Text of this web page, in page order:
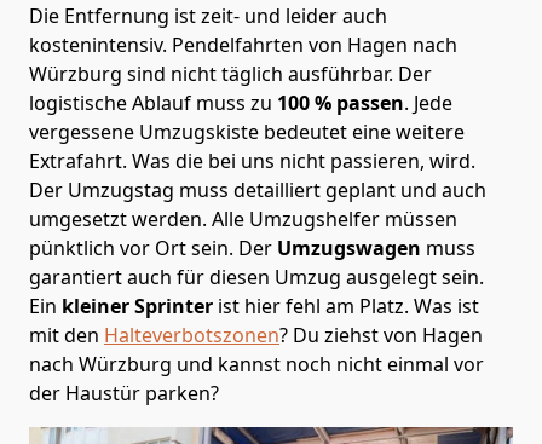
Die Entfernung ist zeit- und leider auch
kostenintensiv. Pendelfahrten von Hagen nach
Würzburg sind nicht täglich ausführbar. Der
logistische Ablauf muss zu 100 % passen. Jede
vergessene Umzugskiste bedeutet eine weitere
Extrafahrt. Was die bei uns nicht passieren, wird.
Der Umzugstag muss detailliert geplant und auch
umgesetzt werden. Alle Umzugshelfer müssen
pünktlich vor Ort sein. Der Umzugswagen muss
garantiert auch für diesen Umzug ausgelegt sein.
Ein kleiner Sprinter ist hier fehl am Platz. Was ist
mit den Halteverbotszonen? Du ziehst von Hagen
nach Würzburg und kannst noch nicht einmal vor
der Haustür parken?